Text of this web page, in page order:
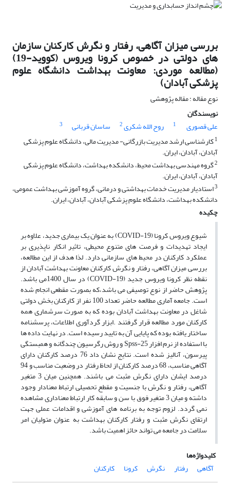
بررسی میزان آگاهی، رفتار و نگرش کارکنان سازمان
های دولتی در خصوص کرونا ویروس (کووید-19)
(مطالعه موردی: معاونت بهداشت دانشگاه علوم
پزشکی آبادان)
نوع مقاله : مقاله پژوهشی
نویسندگان
علی قصوری
1 روح الله شکری2 ساسان قربانی
3
1کارشناسی ارشد مدیریت بازرگانی- مدیریت مالی، دانشگاه علوم پزشکی
آبادان، آبادان، ایران.
2گروه مهندسی بهداشت محیط، دانشکده بهداشت، دانشگاه علوم پزشکی
آبادان، آبادان، ایران.
3استادیار مدیریت خدمات بهداشتی و درمانی، گروه آموزشی بهداشت عمومی،
دانشکده بهداشت، دانشگاه علوم پزشکی آبادان، آبادان، ایران.
چکیده
شیوع ویروس کرونا (COVID-19) به عنوان یک بیماری جدید، علاوه بر
ایجاد تهدیدات و فرصت های متنوع محیطی، تاثیر انکار ناپذیری بر
عملکرد کارکنان در محیط های سازمانی دارد. لذا هدف از این مطالعه،
بررسی میزان آگاهی، رفتار و نگرش کارکنان معاونت بهداشت آبادان از
نقطه نظر کرونا ویروس جدید (COVID-19) در سال 1400می باشد.
پژوهش حاضر از نوع توصیفی می باشد،که بصورت مقطعی انجام شده
است. جامعه آماری مطالعه حاضر تعداد 100 نفر از کارکنان بخش دولتی
شاغل در معاونت بهداشت آبادان بوده که به صورت سرشماری همه
کارکنان مورد مطالعه قرار گرفتند .ابزار گردآوری اطلاعات، پرسشنامه
ساختار یافته بوده که پایایی آن به تایید رسیده است. در نهایت داده ها
با استفاده از نرم افزار Spss-25 و روش رگرسیون چندگانه و همبستگی
پیرسون، آنالیز شده است. نتایج نشان داد 76 درصد کارکنان دارای
آگاهی مناسب، 68 درصد کارکنان از لحاظ رفتار در وضعیت مناسب و 94
درصد ایشان دارای نگرش مثبت می باشند. همچنین میان 3 متغیر
آگاهی، رفتار و نگرش با جنسیت و مقطع تحصیلی ارتباط معنادار وجود
داشته و میان 3 متغیر فوق با سن و سابقه کار ارتباط معناداری مشاهده
نمی گردد. لزوم توجه به برنامه های آموزشی و اقدامات عملی جهت
ارتقای نگرش مثبت و رفتار کارکنان بهداشت به عنوان متولیان امر
سلامت در جامعه می تواند حائز اهمیت باشد.
کلیدواژه‌ها
آگاهی
رفتار نگرش کرونا کارکنان